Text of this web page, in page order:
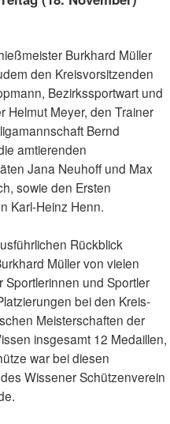
Burkhard Müller
den Kreisvorsitzenden
Bezirkssportwart und
Helmut Meyer, den Trainer
Bernd
amtierenden
Jana Neuhoff und Max
sowie den Ersten
Karl-Heinz Henn.
Rückblick
Müller von vielen
Sportlerinnen und Sportler
bei den Kreis-
Meisterschaften der
insgesamt 12 Medaillen,
war bei diesen
Wissener Schützenverein